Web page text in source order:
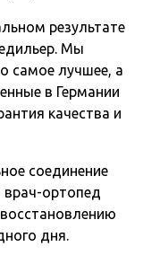
результате
Мы
самое лучшее, а
в Германии
качества и
соединение
ортопед
дня.